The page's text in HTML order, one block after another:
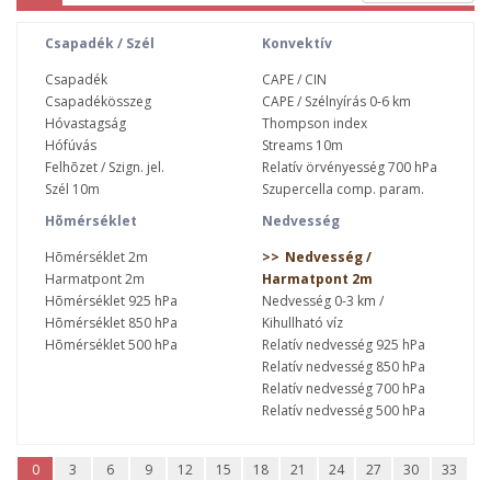
Csapadék / Szél
Csapadék
Csapadékösszeg
Hóvastagság
Hófúvás
Felhõzet / Szign. jel.
Szél 10m
Konvektív
CAPE / CIN
CAPE / Szélnyírás 0-6 km
Thompson index
Streams 10m
Relatív örvényesség 700 hPa
Szupercella comp. param.
Hõmérséklet
Hõmérséklet 2m
Harmatpont 2m
Hõmérséklet 925 hPa
Hõmérséklet 850 hPa
Hõmérséklet 500 hPa
Nedvesség
Nedvesség /
Harmatpont 2m
Nedvesség 0-3 km /
Kihullható víz
Relatív nedvesség 925 hPa
Relatív nedvesség 850 hPa
Relatív nedvesség 700 hPa
Relatív nedvesség 500 hPa
0 3 6 9 12 15 18 21 24 27 30
33